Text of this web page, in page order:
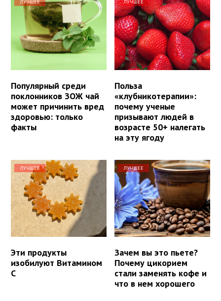
ЛУЧШЕЕ
Популярный среди
поклонников ЗОЖ чай
может причинить вред
здоровью: только
факты
ЛУЧШЕЕ
Польза
«клубникотерапии»:
почему ученые
призывают людей в
возрасте 50+ налегать
на эту ягоду
ЛУЧШЕЕ
Эти продукты
изобилуют Витамином
С
ЛУЧШЕЕ
Зачем вы это пьете?
Почему цикорием
стали заменять кофе и
что в нем хорошего